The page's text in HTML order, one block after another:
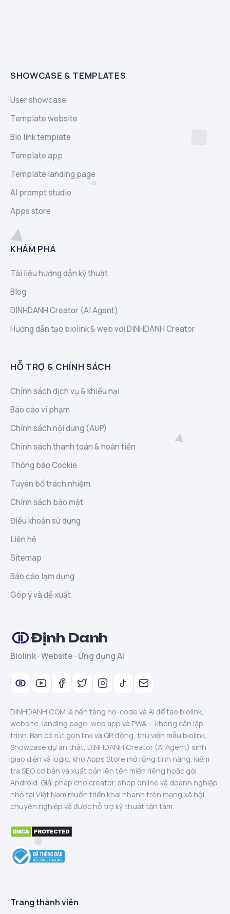
SHOWCASE & TEMPLATES
User showcase
Template website
Bio link template
Template app
Template landing page
AI prompt studio
Apps store
KHÁM PHÁ
Tài liệu hướng dẫn kỹ thuật
Blog
DINHDANH Creator (AI Agent)
Hướng dẫn tạo biolink & web với DINHDANH Creator
HỖ TRỢ & CHÍNH SÁCH
Chính sách dịch vụ & khiếu nại
Báo cáo vi phạm
Chính sách nội dung (AUP)
Chính sách thanh toán & hoàn tiền
Thông báo Cookie
Tuyên bố trách nhiệm
Chính sách bảo mật
Điều khoản sử dụng
Liên hệ
Sitemap
Báo cáo lạm dụng
Góp ý và đề xuất
Định Danh
Biolink · Website · Ứng dụng AI
DINHDANH.COM là nền tảng no-code và AI để tạo biolink,
website, landing page, web app và PWA — không cần lập
trình. Bạn có rút gọn link và QR động, thư viện mẫu biolink,
Showcase dự án thật, DINHDANH Creator (AI Agent) sinh
giao diện và logic, kho Apps Store mở rộng tính năng, kiểm
tra SEO cơ bản và xuất bản lên tên miền riêng hoặc gói
Android. Giải pháp cho creator, shop online và doanh nghiệp
nhỏ tại Việt Nam muốn triển khai nhanh trên mạng xã hội,
chuyên nghiệp và được hỗ trợ kỹ thuật tận tâm.
Trang thành viên